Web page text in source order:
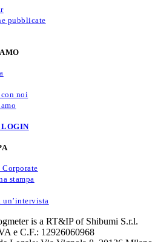
pubblicate
noi
LOGIN
stampa
un’intervista
is a RT&IP of Shibumi S.r.l.
e C.F.: 12926060968